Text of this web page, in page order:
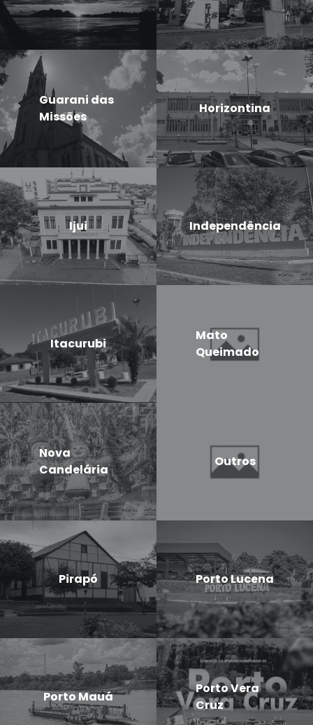
Guarani das
Missões
Horizontina
Ijui Independência
Itacurubi
Mato
Queimado
Nova
Candelária
Outros
Pirapó Porto Lucena
Porto Mauá
Porto Vera
Cruz